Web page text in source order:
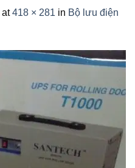
at418 × 281 in Bộ lưu điện